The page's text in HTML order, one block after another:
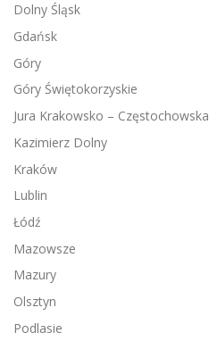
Dolny Śląsk
Gdańsk
Góry
Góry Świętokorzyskie
Jura Krakowsko – Częstochowska
Kazimierz Dolny
Kraków
Lublin
Łódź
Mazowsze
Mazury
Olsztyn
Podlasie